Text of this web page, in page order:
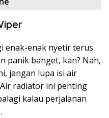
enak-enak nyetir terus
panik banget, kan? Nah,
jangan lupa isi air
radiator ini penting
kalau perjalanan